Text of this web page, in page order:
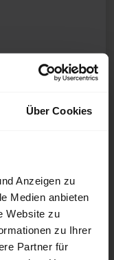
Über Cookies
Anzeigen zu
Medien anbieten
Website zu
zu Ihrer
Partner für